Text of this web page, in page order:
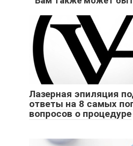
Лазерная эпиляция
ответы на 8 самых
вопросов о процедуре